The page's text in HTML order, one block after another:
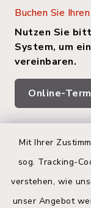
Mit Ihrer
sog. Tracking-
verstehen, wie
unser Angebot
Buchen Sie
Nutzen Sie
System, um
vereinbaren.
Online-
Quicklinks
Land